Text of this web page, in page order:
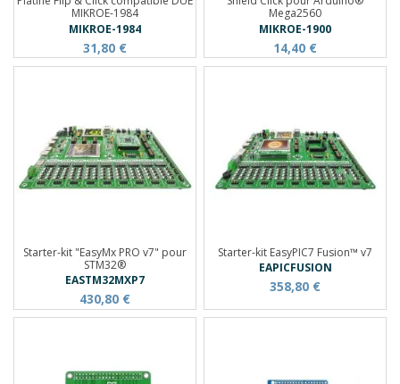
MIKROE-1984
MIKROE-1984
31,80 €
Mega2560
MIKROE-1900
14,40 €
Starter-kit "EasyMx PRO v7" pour
STM32®
EASTM32MXP7
430,80 €
Starter-kit EasyPIC7 Fusion™ v7
EAPICFUSION
358,80 €